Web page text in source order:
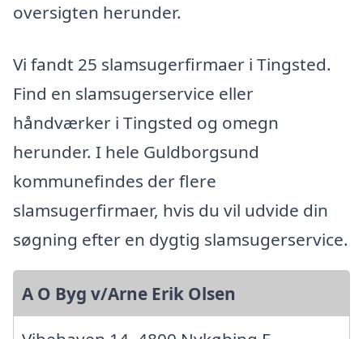
oversigten herunder.
Vi fandt 25 slamsugerfirmaer i Tingsted.
Find en slamsugerservice eller
håndværker i Tingsted og omegn
herunder. I hele Guldborgsund
kommunefindes der flere
slamsugerfirmaer, hvis du vil udvide din
søgning efter en dygtig slamsugerservice.
A O Byg v/Arne Erik Olsen